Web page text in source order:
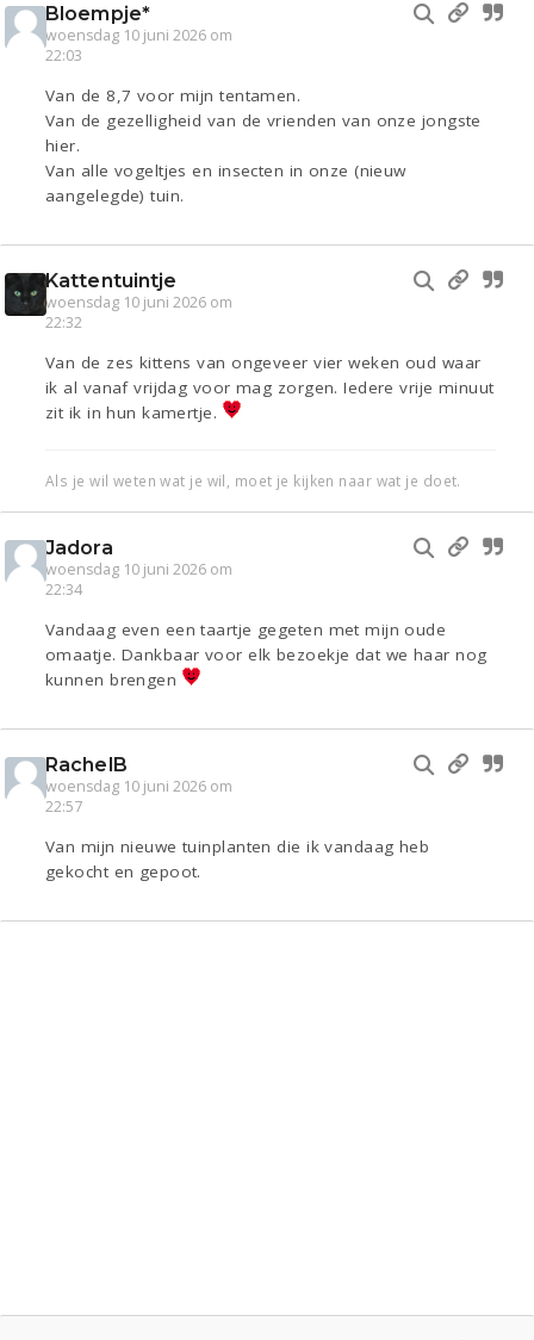
Bloempje*
woensdag 10 juni 2026 om
22:03
Van de 8,7 voor mijn tentamen.
Van de gezelligheid van de vrienden van onze jongste
hier.
Van alle vogeltjes en insecten in onze (nieuw
aangelegde) tuin.
Kattentuintje
woensdag 10 juni 2026 om
22:32
Van de zes kittens van ongeveer vier weken oud waar
ik al vanaf vrijdag voor mag zorgen. Iedere vrije minuut
zit ik in hun kamertje.
Als je wil weten wat je wil, moet je kijken naar wat je doet.
Jadora
woensdag 10 juni 2026 om
22:34
Vandaag even een taartje gegeten met mijn oude
omaatje. Dankbaar voor elk bezoekje dat we haar nog
kunnen brengen
RachelB
woensdag 10 juni 2026 om
22:57
Van mijn nieuwe tuinplanten die ik vandaag heb
gekocht en gepoot.